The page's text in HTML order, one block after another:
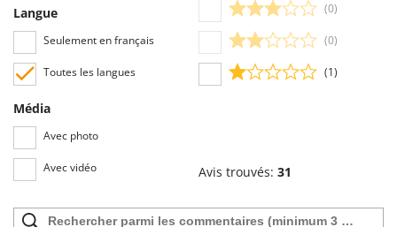
Langue
Seulement en français
Toutes les langues
Média
Avec photo
Avec vidéo
(0)
(0)
(1)
Avis trouvés: 31